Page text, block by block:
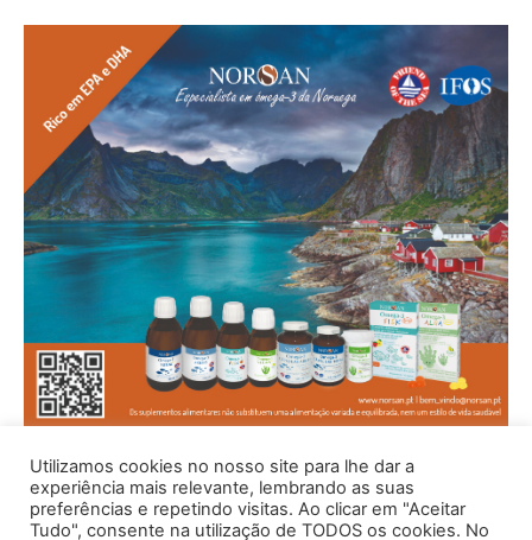
Utilizamos cookies no nosso site para lhe dar a
experiência mais relevante, lembrando as suas
preferências e repetindo visitas. Ao clicar em "Aceitar
Tudo", consente na utilização de TODOS os cookies. No